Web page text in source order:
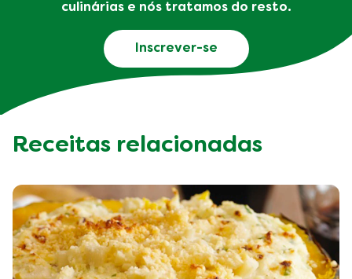
culinárias e nós tratamos do resto.
Inscrever-se
Receitas relacionadas